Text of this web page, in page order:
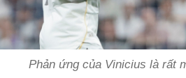
Phản ứng của Vinicius là rất